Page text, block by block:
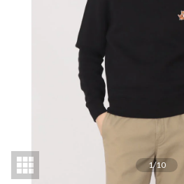
1/10